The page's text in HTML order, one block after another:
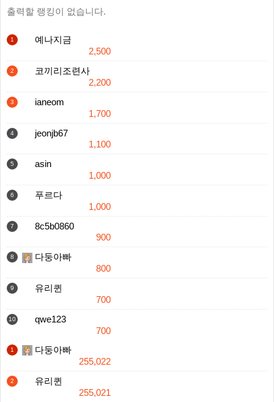
출력할 랭킹이 없습니다.
1
예나지금
2,500
2
코끼리조련사
2,200
3
ianeom
1,700
4
jeonjb67
1,100
5
asin
1,000
6
푸르다
1,000
7
8c5b0860
900
8
다둥아빠
800
9
유리퀸
700
10
qwe123
700
1
다둥아빠
255,022
2
유리퀸
255,021